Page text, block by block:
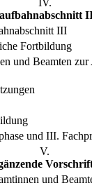
IV.
III
Fortbildung
und Beamten
und III.
V.
und